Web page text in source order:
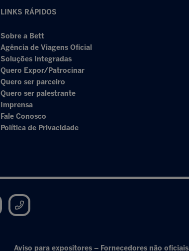
LINKS RÁPIDOS
Sobre a Bett
Agência de Viagens Oficial
Soluções Integradas
Quero Expor/Patrocinar
Quero ser parceiro
Quero ser palestrante
Imprensa
Fale Conosco
Política de Privacidade
YouTube
Aviso para expositores – Fornecedores não oficiais